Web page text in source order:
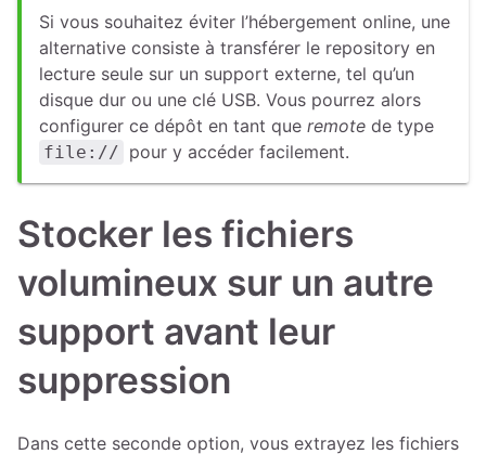
Si vous souhaitez éviter l’hébergement online, une
alternative consiste à transférer le repository en
lecture seule sur un support externe, tel qu’un
disque dur ou une clé USB. Vous pourrez alors
configurer ce dépôt en tant que remote de type
file:// pour y accéder facilement.
Stocker les fichiers
volumineux sur un autre
support avant leur
suppression
Dans cette seconde option, vous extrayez les fichiers